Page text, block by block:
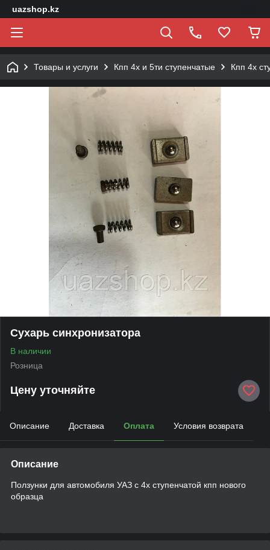
uazshop.kz
Товары и услуги Кпп 4х и 5ти ступенчатые Кпп 4х
Сухарь синхронизатора
В наличии
Розница
Цену уточняйте
Описание Доставка Оплата Условия возврата
Описание
Ползунки для автомобиля УАЗ с 4х ступенчатой кпп нового
образца